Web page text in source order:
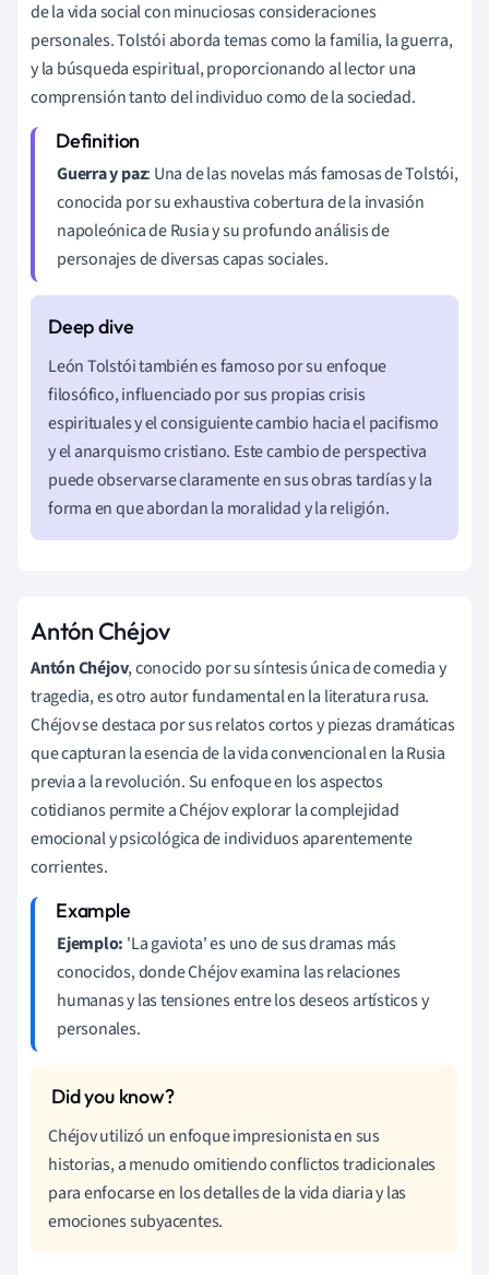
de la vida social con minuciosas consideraciones
personales. Tolstói aborda temas como la familia, la guerra,
y la búsqueda espiritual, proporcionando al lector una
comprensión tanto del individuo como de la sociedad.
Guerra y paz: Una de las novelas más famosas de Tolstói,
conocida por su exhaustiva cobertura de la invasión
napoleónica de Rusia y su profundo análisis de
personajes de diversas capas sociales.
León Tolstói también es famoso por su enfoque
filosófico, influenciado por sus propias crisis
espirituales y el consiguiente cambio hacia el pacifismo
y el anarquismo cristiano. Este cambio de perspectiva
puede observarse claramente en sus obras tardías y la
forma en que abordan la moralidad y la religión.
Antón Chéjov
Antón Chéjov, conocido por su síntesis única de comedia y
tragedia, es otro autor fundamental en la literatura rusa.
Chéjov se destaca por sus relatos cortos y piezas dramáticas
que capturan la esencia de la vida convencional en la Rusia
previa a la revolución. Su enfoque en los aspectos
cotidianos permite a Chéjov explorar la complejidad
emocional y psicológica de individuos aparentemente
corrientes.
Ejemplo: 'La gaviota' es uno de sus dramas más
conocidos, donde Chéjov examina las relaciones
humanas y las tensiones entre los deseos artísticos y
personales.
Chéjov utilizó un enfoque impresionista en sus
historias, a menudo omitiendo conflictos tradicionales
para enfocarse en los detalles de la vida diaria y las
emociones subyacentes.